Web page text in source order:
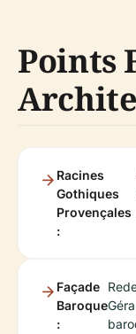
Points
Racines
Gothiques
Provençales
:
Façade
Baroque
: